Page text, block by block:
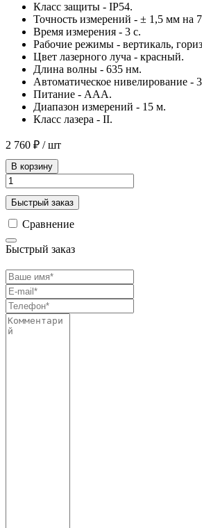
Класс защиты - IP54.
Точность измерений - ± 1,5 мм на
Время измерения - 3 с.
Рабочие режимы - вертикаль,
Цвет лазерного луча - красный.
Длина волны - 635 нм.
Автоматическое нивелирование -
Питание - AAA.
Диапазон измерений - 15 м.
Класс лазера - II.
2 760 ₽ / шт
В корзину
Быстрый заказ
Сравнение
Быстрый заказ